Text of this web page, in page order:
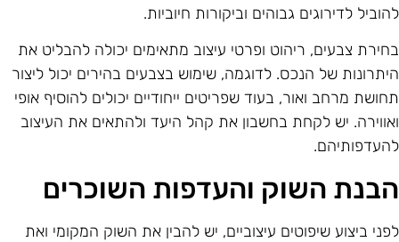
לדירוגים גבוהים וביקורות חיוביות.
צבעים, ריהוט ופרטי עיצוב מתאימים יכולה להבליט את
של הנכס. לדוגמה, שימוש בצבעים בהירים יכול ליצור
מרחב ואור, בעוד שפריטים ייחודיים יכולים להוסיף אופי
יש לקחת בחשבון את קהל היעד ולהתאים את העיצוב
השוק והעדפות השוכרים
ביצוע שיפוטים עיצוביים, יש להבין את השוק המקומי ואת